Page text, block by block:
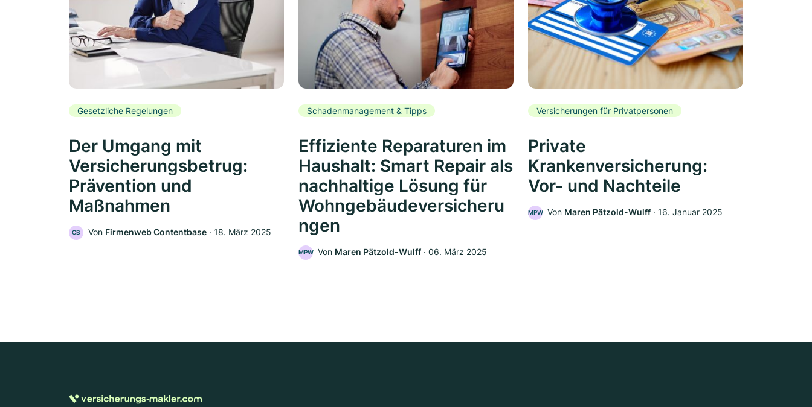
Gesetzliche Regelungen
Der Umgang mit
Versicherungsbetrug:
Prävention und
Maßnahmen
CB Von Firmenweb Contentbase ‧ 18. März 2025
Schadenmanagement & Tipps
Effiziente Reparaturen im
Haushalt: Smart Repair als
nachhaltige Lösung für
Wohngebäudeversicheru
ngen
MPW Von Maren Pätzold-Wulff ‧ 06. März 2025
Versicherungen für Privatpersonen
Private
Krankenversicherung:
Vor- und Nachteile
MPW Von Maren Pätzold-Wulff ‧ 16. Januar 2025